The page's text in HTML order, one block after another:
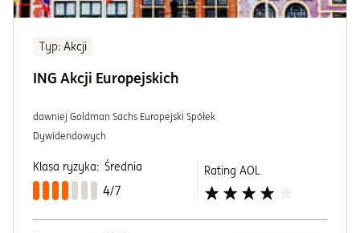
Typ: Akcji
ING Akcji Europejskich
dawniej Goldman Sachs Europejski Spółek
Dywidendowych
Klasa ryzyka: Średnia
4/7
Rating AOL